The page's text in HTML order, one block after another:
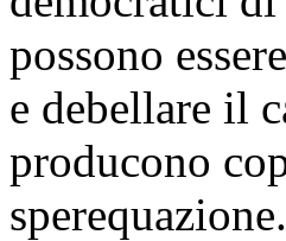
possono
e debellare il
producono
sperequazione.